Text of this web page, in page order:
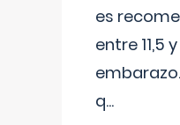
es
entre 11,5
q...